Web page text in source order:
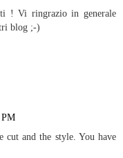
! Vi ringrazio in generale
blog ;-)
PM
and the style. You have